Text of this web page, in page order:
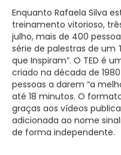
Enquanto Rafaela Silva
treinamento vitorioso,
julho, mais de 400
série de palestras de um
que Inspiram”. O TED é
criado na década de
pessoas a darem “a
até 18 minutos. O
graças aos vídeos
adicionada ao nome
de forma independente.